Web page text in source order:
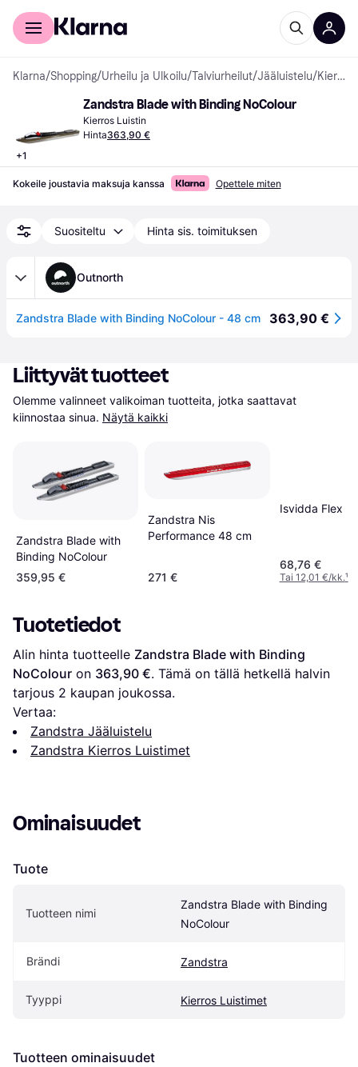
Kuluttajille
Klarna/Shopping/Urheilu ja Ulkoilu/Talviurheilut/Jääluistelu/ Kierros Luistimet
+1
Zandstra Blade with Binding NoColour
Kierros Luistin
Hinta363,90 €
Kokeile joustavia maksuja kanssa Opettele miten
Suositeltu Hinta sis. toimituksen
Outnorth
Zandstra Blade with Binding NoColour - 48 cm 363,90 €
Liittyvät tuotteet
Olemme valinneet valikoiman tuotteita, jotka saattavat
kiinnostaa sinua. Näytä kaikki
Zandstra Blade with
Binding NoColour
359,95 €
Zandstra Nis
Performance 48 cm
271 €
Isvidda Flex
68,76 €
Tai 12,01 €/kk.¹
Tuotetiedot
Alin hinta tuotteelle Zandstra Blade with Binding
NoColour on 363,90 €. Tämä on tällä hetkellä halvin
tarjous 2 kaupan joukossa.
Vertaa:
Zandstra Jääluistelu
Zandstra Kierros Luistimet
Ominaisuudet
Tuote
Tuotteen nimi
Zandstra Blade with Binding
NoColour
Brändi Zandstra
Tyyppi Kierros Luistimet
Tuotteen ominaisuudet